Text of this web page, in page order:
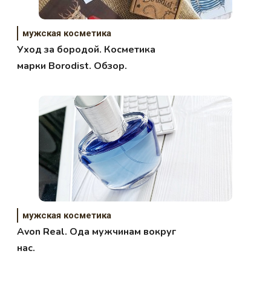
мужская косметика
Уход за бородой. Косметика
марки Borodist. Обзор.
мужская косметика
Avon Real. Ода мужчинам вокруг
нас.